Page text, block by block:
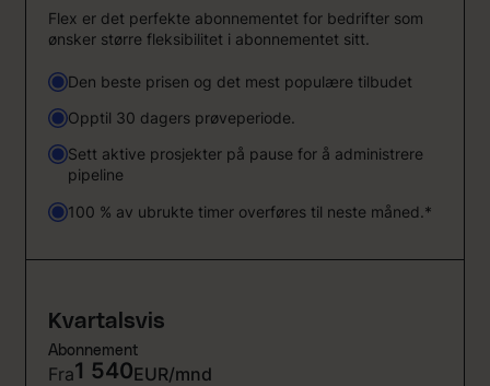
Flex er det perfekte abonnementet for bedrifter som
ønsker større fleksibilitet i abonnementet sitt.
Den beste prisen og det mest populære tilbudet
Opptil 30 dagers prøveperiode.
Sett aktive prosjekter på pause for å administrere
pipeline
100 % av ubrukte timer overføres til neste måned.*
Kvartalsvis
Abonnement
Fra1 540EUR/mnd